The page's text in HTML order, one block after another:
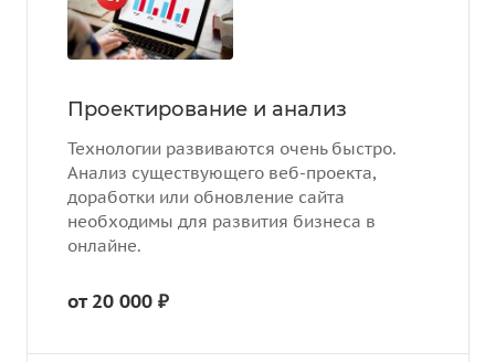
Проектирование и анализ
Технологии развиваются очень быстро.
Анализ существующего веб-проекта,
доработки или обновление сайта
необходимы для развития бизнеса в
онлайне.
от 20 000 ₽